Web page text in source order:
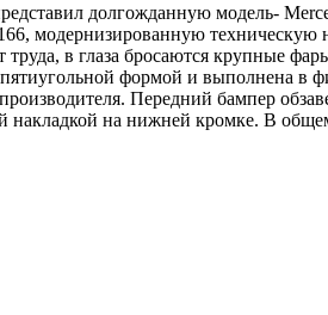
долгожданную модель-
модернизированную
в глаза бросаются крупные
формой и выполнена в
Передний бампер
накладкой на нижней кромке. В